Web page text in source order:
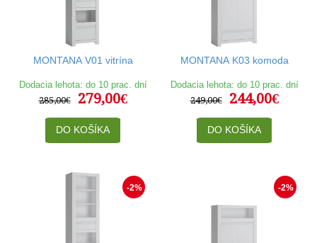
MONTANA V01 vitrína
Dodacia lehota: do 10 prac. dní
285,00€
279,00€
DO KOŠÍKA
MONTANA K03 komoda
Dodacia lehota: do 10 prac. dní
249,00€
244,00€
DO KOŠÍKA
-2% -2%